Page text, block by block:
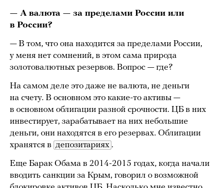
— А валюта — за пределами России или
в России?
— В том, что она находится за пределами России,
у меня нет сомнений, в этом сама природа
золотовалютных резервов. Вопрос — где?
На самом деле это даже не валюта, не деньги
на счету. В основном это какие-то активы —
в основном облигации разной срочности. ЦБ в них
инвестирует, зарабатывает на них небольшие
деньги, они находятся в его резервах. Облигации
хранятся в депозитариях .
Еще Барак Обама в 2014-2015 годах, когда начали
вводить санкции за Крым, говорил о возможной